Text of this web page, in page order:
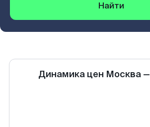
Найти
Динамика цен Москва—